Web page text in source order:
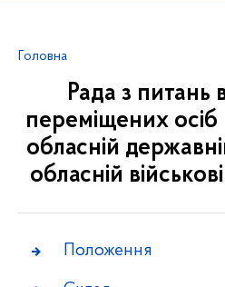
Головна
Рада з питань
переміщених
обласній
обласній
Положення